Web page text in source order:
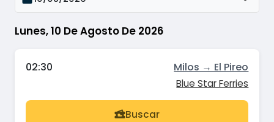
Lunes, 10 De Agosto De 2026
02:30 Milos → El Pireo
Blue Star Ferries
Buscar